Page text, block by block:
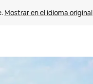
Mostrar en el idioma original